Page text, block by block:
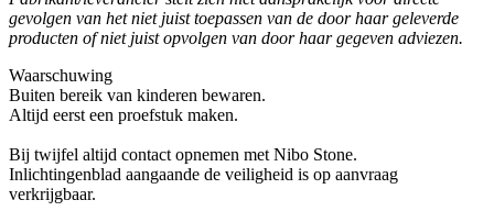
gevolgen van het niet juist toepassen van de door haar geleverde
producten of niet juist opvolgen van door haar gegeven adviezen.
Waarschuwing
Buiten bereik van kinderen bewaren.
Altijd eerst een proefstuk maken.
Bij twijfel altijd contact opnemen met Nibo Stone.
Inlichtingenblad aangaande de veiligheid is op aanvraag
verkrijgbaar.